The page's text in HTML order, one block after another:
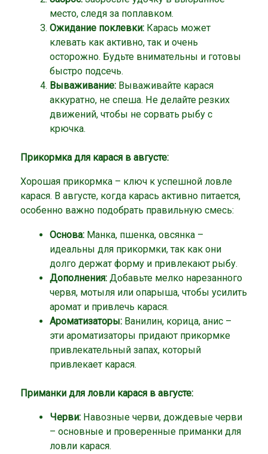
место, следя за поплавком.
Ожидание поклевки:Карась может
клевать как активно, так и очень
осторожно. Будьте внимательны и готовы
быстро подсечь.
Вываживание:Вываживайте карася
аккуратно, не спеша. Не делайте резких
движений, чтобы не сорвать рыбу с
крючка.
Прикормка для карася в августе:
Хорошая прикормка – ключ к успешной ловле
карася. В августе, когда карась активно питается,
особенно важно подобрать правильную смесь:
Основа:Манка, пшенка, овсянка –
идеальны для прикормки, так как они
долго держат форму и привлекают рыбу.
Дополнения:Добавьте мелко нарезанного
червя, мотыля или опарыша, чтобы усилить
аромат и привлечь карася.
Ароматизаторы:Ванилин, корица, анис –
эти ароматизаторы придают прикормке
привлекательный запах, который
привлекает карася.
Приманки для ловли карася в августе:
Черви:Навозные черви, дождевые черви
– основные и проверенные приманки для
ловли карася.